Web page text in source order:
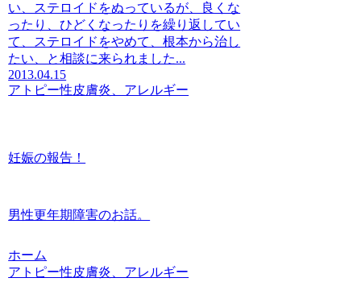
い、ステロイドをぬっているが、良くな
ったり、ひどくなったりを繰り返してい
て、ステロイドをやめて、根本から治し
たい、と相談に来られました...
2013.04.15
アトピー性皮膚炎、アレルギー
妊娠の報告！
男性更年期障害のお話。
ホーム
アトピー性皮膚炎、アレルギー